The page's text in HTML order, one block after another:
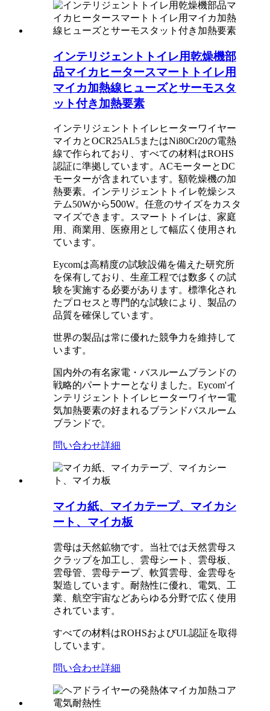
インテリジェントトイレ用乾燥機部
品マイカヒータースマートトイレ用
マイカ加熱線ヒューズとサーモスタ
ット付き加熱要素
インテリジェントトイレヒーターワイヤー
マイカとOCR25AL5またはNi80Cr20の電熱
線で作られており、すべての材料はROHS
認証に準拠しています。ACモーターとDC
モーターが含まれています。 額乾燥機の加
熱要素。 インテリジェントトイレ乾燥シス
テム50Wから500W。任意のサイズをカスタ
マイズできます。 スマートトイレは、家庭
用、商業用、医療用として幅広く使用され
ています。
Eycomは高精度の試験設備を備えた研究所
を保有しており、生産工程では数多くの試
験を実施する必要があります。標準化され
たプロセスと専門的な試験により、製品の
品質を確保しています。
世界の製品は常に優れた競争力を維持して
います。
国内外の有名家電・バスルームブランドの
戦略的パートナーとなりました。Eycom'イ
ンテリジェントトイレヒーターワイヤー電
気加熱要素の好まれるブランドバスルーム
ブランドで。
問い合わせ詳細
マイカ紙、マイカテープ、マイカシ
ート、マイカ板
雲母は天然鉱物です。当社では天然雲母ス
クラップを加工し、雲母シート、雲母板、
雲母管、雲母テープ、軟質雲母、金雲母を
製造しています。耐熱性に優れ、電気、工
業、航空宇宙などあらゆる分野で広く使用
されています。
すべての材料はROHSおよびUL認証を取得
しています。
問い合わせ詳細